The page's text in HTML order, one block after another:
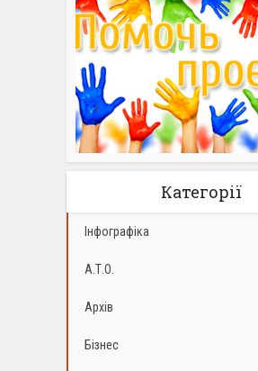
Категорії
Інфографіка
А.Т.О.
Архів
Бізнес